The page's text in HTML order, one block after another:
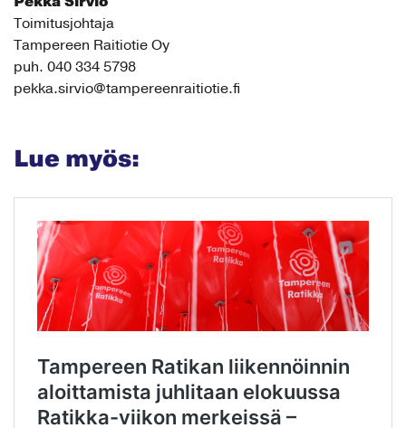
Toimitusjohtaja
Tampereen Raitiotie Oy
puh. 040 334 5798
pekka.sirvio@tampereenraitiotie.fi
Lue myös: